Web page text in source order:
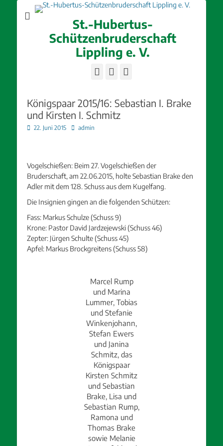
St.-Hubertus-
Schützenbruderschaft
Lippling e. V.
Facebook
Königspaar 2015/16: Sebastian I. Brake
und Kirsten I. Schmitz
Posted
22. Juni 2015 Autoradmin
Vogelschießen: Beim 27. Vogelschießen der
Bruderschaft, am 22.06.2015, holte Sebastian Brake den
Adler mit dem 128. Schuss aus dem Kugelfang.
Die Insignien gingen an die folgenden Schützen:
Fass: Markus Schulze (Schuss 9)
Krone: Pastor David Jardzejewski (Schuss 46)
Zepter: Jürgen Schulte (Schuss 45)
Apfel: Markus Brockgreitens (Schuss 58)
Marcel Rump
und Marina
Lummer, Tobias
und Stefanie
Winkenjohann,
Stefan Ewers
und Janina
Schmitz, das
Königspaar
Kirsten Schmitz
und Sebastian
Brake, Lisa und
Sebastian Rump,
Ramona und
Thomas Brake
sowie Melanie